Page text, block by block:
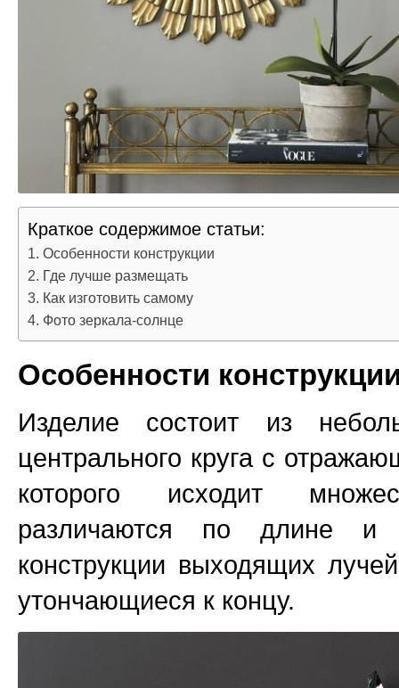
Краткое содержимое статьи:
Особенности конструкции
Где лучше размещать
Как изготовить самому
Фото зеркала-солнце
Особенности
Изделие состоит из
центрального круга с
которого исходит
различаются по длине и
конструкции выходящих
утончающиеся к концу.